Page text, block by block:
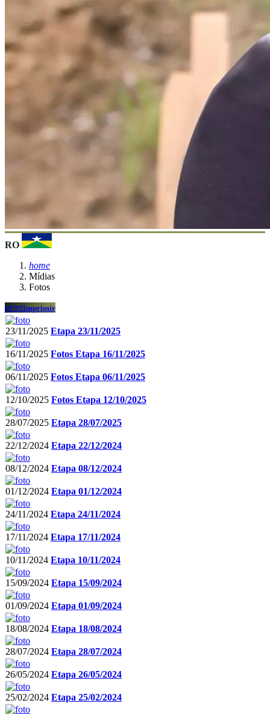
RO
home
Mídias
Fotos
printImprimir
23/11/2025 Etapa 23/11/2025
16/11/2025 Fotos Etapa 16/11/2025
06/11/2025 Fotos Etapa 06/11/2025
12/10/2025 Fotos Etapa 12/10/2025
28/07/2025 Etapa 28/07/2025
22/12/2024 Etapa 22/12/2024
08/12/2024 Etapa 08/12/2024
01/12/2024 Etapa 01/12/2024
24/11/2024 Etapa 24/11/2024
17/11/2024 Etapa 17/11/2024
10/11/2024 Etapa 10/11/2024
15/09/2024 Etapa 15/09/2024
01/09/2024 Etapa 01/09/2024
18/08/2024 Etapa 18/08/2024
28/07/2024 Etapa 28/07/2024
26/05/2024 Etapa 26/05/2024
25/02/2024 Etapa 25/02/2024